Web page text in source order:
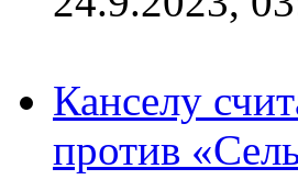
Канселу
против